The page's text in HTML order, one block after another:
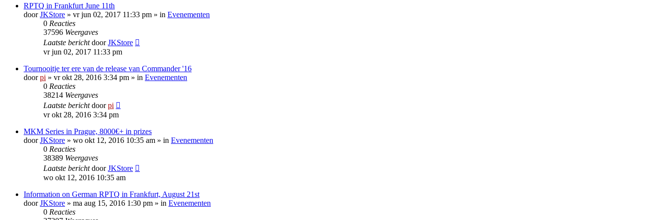
RPTQ in Frankfurt June 11th
doorJKStore » vr jun 02, 2017 11:33 pm » in Evenementen
0 Reacties
37596 Weergaves
Laatste berichtdoorJKStore
vr jun 02, 2017 11:33 pm
Tournooitje ter ere van de release van Commander '16
doorpi » vr okt 28, 2016 3:34 pm » in Evenementen
0 Reacties
38214 Weergaves
Laatste berichtdoorpi
vr okt 28, 2016 3:34 pm
MKM Series in Prague, 8000€+ in prizes
doorJKStore » wo okt 12, 2016 10:35 am » in Evenementen
0 Reacties
38389 Weergaves
Laatste berichtdoorJKStore
wo okt 12, 2016 10:35 am
Information on German RPTQ in Frankfurt, August 21st
doorJKStore » ma aug 15, 2016 1:30 pm » in Evenementen
0 Reacties